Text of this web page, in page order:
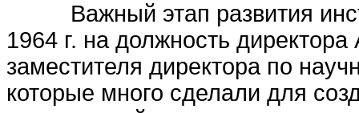
Важный этап развития
1964 г. на должность
заместителя директора по
которые много сделали для